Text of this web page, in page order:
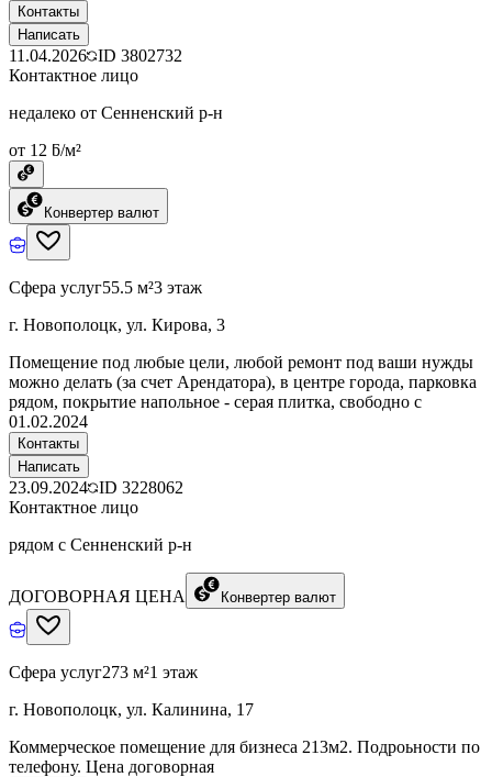
Контакты
Написать
11.04.2026 ID 3802732
Контактное лицо
недалеко от Сенненский р-н
от 12 ƃ/м²
Конвертер валют
Сфера услуг55.5 м²3 этаж
г. Новополоцк, ул. Кирова, 3
Помещение под любые цели, любой ремонт под ваши нужды
можно делать (за счет Арендатора), в центре города, парковка
рядом, покрытие напольное - серая плитка, свободно с
01.02.2024
Контакты
Написать
23.09.2024 ID 3228062
Контактное лицо
рядом с Сенненский р-н
ДОГОВОРНАЯ ЦЕНА Конвертер валют
Сфера услуг273 м²1 этаж
г. Новополоцк, ул. Калинина, 17
Коммерческое помещение для бизнеса 213м2. Подроьности по
телефону. Цена договорная